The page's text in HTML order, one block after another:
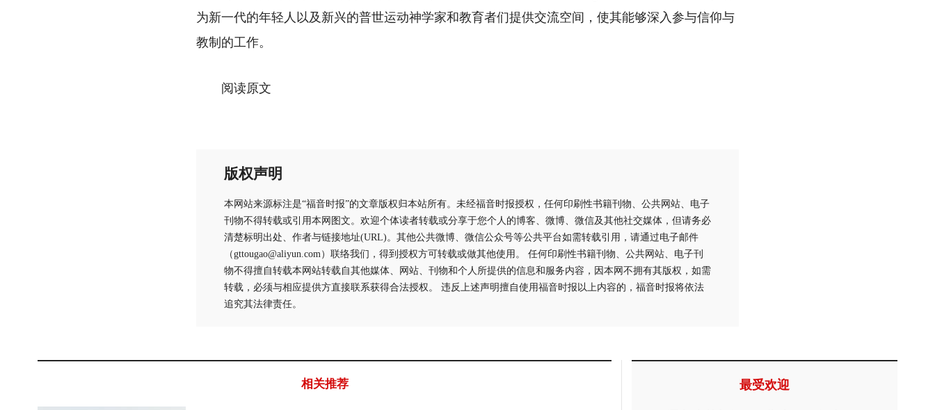
为新一代的年轻人以及新兴的普世运动神学家和教育者们提供交流空间，使其能够深入参与信仰与
教制的工作。
阅读原文
版权声明
本网站来源标注是“福音时报”的文章版权归本站所有。未经福音时报授权，任何印刷性书籍刊物、公共网站、电子
刊物不得转载或引用本网图文。欢迎个体读者转载或分享于您个人的博客、微博、微信及其他社交媒体，但请务必
清楚标明出处、作者与链接地址(URL)。其他公共微博、微信公众号等公共平台如需转载引用，请通过电子邮件
（gttougao@aliyun.com）联络我们，得到授权方可转载或做其他使用。 任何印刷性书籍刊物、公共网站、电子刊
物不得擅自转载本网站转载自其他媒体、网站、刊物和个人所提供的信息和服务内容，因本网不拥有其版权，如需
转载，必须与相应提供方直接联系获得合法授权。 违反上述声明擅自使用福音时报以上内容的，福音时报将依法
追究其法律责任。
相关推荐 最受欢迎